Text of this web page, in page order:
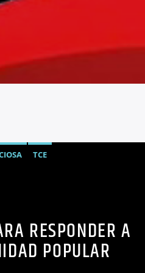
TCE
RESPONDER A
POPULAR